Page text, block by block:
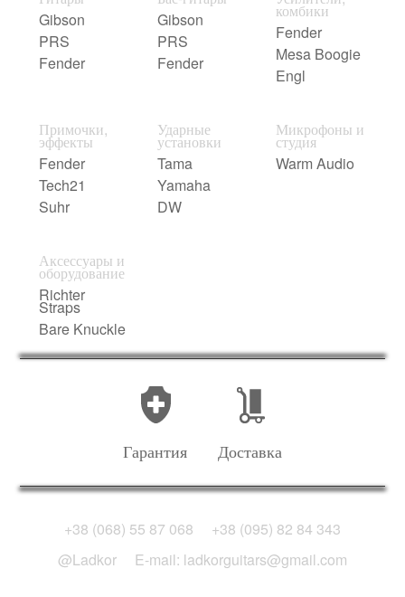
Gibson
PRS
Fender
Gibson
PRS
Fender
комбики
Fender
Mesa Boogie
Engl
Примочки,
эффекты
Fender
Tech21
Suhr
Ударные
установки
Tama
Yamaha
DW
Микрофоны и
студия
Warm Audio
Аксессуары и
оборудование
Richter
Straps
Bare Knuckle
Гарантия Доставка
+38 (068) 55 87 068
+38 (095) 82 84 343
@Ladkor
E-mail: ladkorguitars@gmail.com